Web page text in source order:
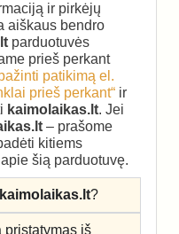
ir pirkėjų
aiškaus bendro
parduotuvės
prieš perkant
patikimą el.
prieš perkant“ ir
kaimolaikas.lt. Jei
– prašome
kitiems
šią parduotuvę.
kaimolaikas.lt?
pristatymas iš